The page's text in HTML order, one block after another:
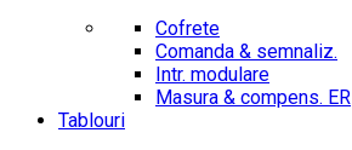
Cofrete
Comanda & semnaliz.
Intr. modulare
Masura & compens. ER
Tablouri